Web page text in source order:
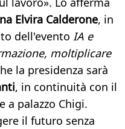
Elvira Calderone, in
dell'evento IA e
moltiplicare
la presidenza sarà
, in continuità con il
a palazzo Chigi.
il futuro senza